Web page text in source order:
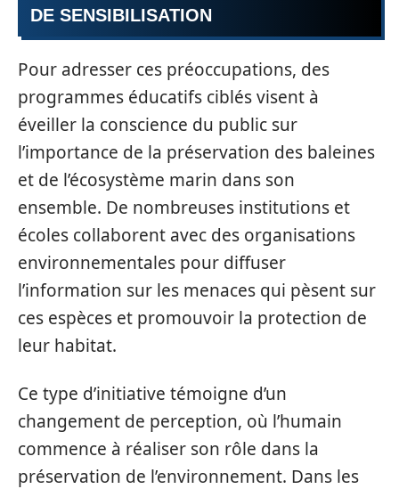
DE SENSIBILISATION
Pour adresser ces préoccupations, des
programmes éducatifs ciblés visent à
éveiller la conscience du public sur
l’importance de la préservation des baleines
et de l’écosystème marin dans son
ensemble. De nombreuses institutions et
écoles collaborent avec des organisations
environnementales pour diffuser
l’information sur les menaces qui pèsent sur
ces espèces et promouvoir la protection de
leur habitat.
Ce type d’initiative témoigne d’un
changement de perception, où l’humain
commence à réaliser son rôle dans la
préservation de l’environnement. Dans les